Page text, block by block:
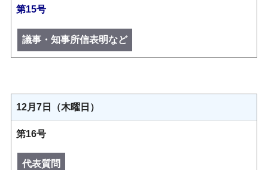
第15号
議事・知事所信表明など
12月7日（木曜日）
第16号
代表質問